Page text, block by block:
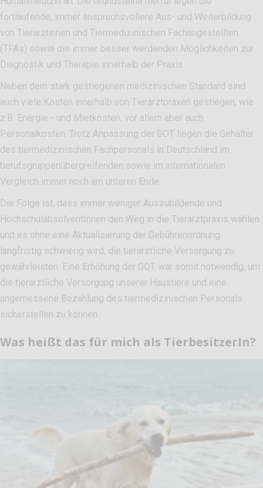
fortlaufende, immer anspruchsvollere Aus- und Weiterbildung
von Tierärztinnen und Tiermedizinischen Fachangestellten
(TFAs) sowie die immer besser werdenden Möglichkeiten zur
Diagnostik und Therapie innerhalb der Praxis.
Neben dem stark gestiegenen medizinischen Standard sind
auch viele Kosten innerhalb von Tierarztpraxen gestiegen, wie
z.B. Energie - und Mietkosten, vor allem aber auch
Personalkosten. Trotz Anpassung der GOT liegen die Gehälter
des tiermedizinischen Fachpersonals in Deutschland im
berufsgruppenübergreifenden sowie im internationalen
Vergleich immer noch am unteren Ende.
Die Folge ist, dass immer weniger Auszubildende und
HochschulabsolventInnen den Weg in die Tierarztpraxis wählen
und es ohne eine Aktualisierung der Gebührenordnung
langfristig schwierig wird, die tierärztliche Versorgung zu
gewährleisten. Eine Erhöhung der GOT war somit notwendig, um
die tierärztliche Versorgung unserer Haustiere und eine
angemessene Bezahlung des tiermedizinischen Personals
sicherstellen zu können.
Was heißt das für mich als TierbesitzerIn?